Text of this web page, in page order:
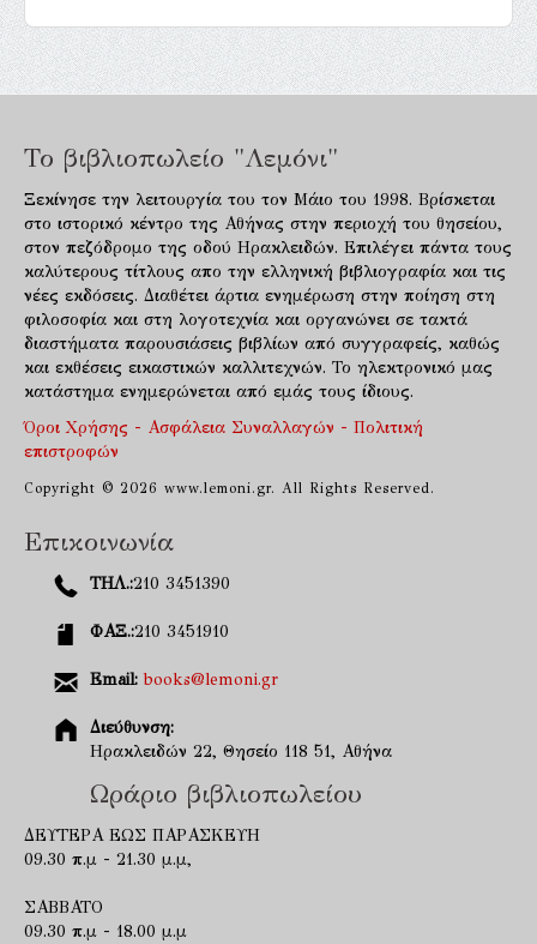
Το βιβλιοπωλείο "Λεμόνι"
Ξεκίνησε την λειτουργία του τον Μάιο του 1998. Βρίσκεται
στο ιστορικό κέντρο της Αθήνας στην περιοχή του θησείου,
στον πεζόδρομο της οδού Ηρακλειδών. Επιλέγει πάντα τους
καλύτερους τίτλους απο την ελληνική βιβλιογραφία και τις
νέες εκδόσεις. Διαθέτει άρτια ενημέρωση στην ποίηση στη
φιλοσοφία και στη λογοτεχνία και οργανώνει σε τακτά
διαστήματα παρουσιάσεις βιβλίων από συγγραφείς, καθώς
και εκθέσεις εικαστικών καλλιτεχνών. Το ηλεκτρονικό μας
κατάστημα ενημερώνεται από εμάς τους ίδιους.
Όροι Χρήσης - Ασφάλεια Συναλλαγών - Πολιτική
επιστροφών
Copyright © 2026 www.lemoni.gr. All Rights Reserved.
Επικοινωνία
ΤΗΛ.:210 3451390
ΦΑΞ.:210 3451910
Email: books@lemoni.gr
Διεύθυνση:
Ηρακλειδών 22, Θησείο 118 51, Αθήνα
Ωράριο βιβλιοπωλείου
ΔΕΥΤΕΡΑ ΕΩΣ ΠΑΡΑΣΚΕΥΗ
09.30 π.μ - 21.30 μ.μ,
ΣΑΒΒΑΤΟ
09.30 π.μ - 18.00 μ.μ